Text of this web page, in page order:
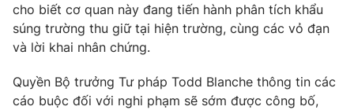
cho biết cơ quan này đang tiến hành phân tích khẩu
súng trường thu giữ tại hiện trường, cùng các vỏ đạn
và lời khai nhân chứng.
Quyền Bộ trưởng Tư pháp Todd Blanche thông tin các
cáo buộc đối với nghi phạm sẽ sớm được công bố,